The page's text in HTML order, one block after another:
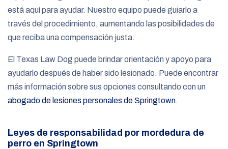
está aquí para ayudar. Nuestro equipo puede guiarlo a
través del procedimiento, aumentando las posibilidades de
que reciba una compensación justa.
El Texas Law Dog puede brindar orientación y apoyo para
ayudarlo después de haber sido lesionado. Puede encontrar
más información sobre sus opciones consultando con un
abogado de lesiones personales de Springtown.
Leyes de responsabilidad por mordedura de
perro en Springtown